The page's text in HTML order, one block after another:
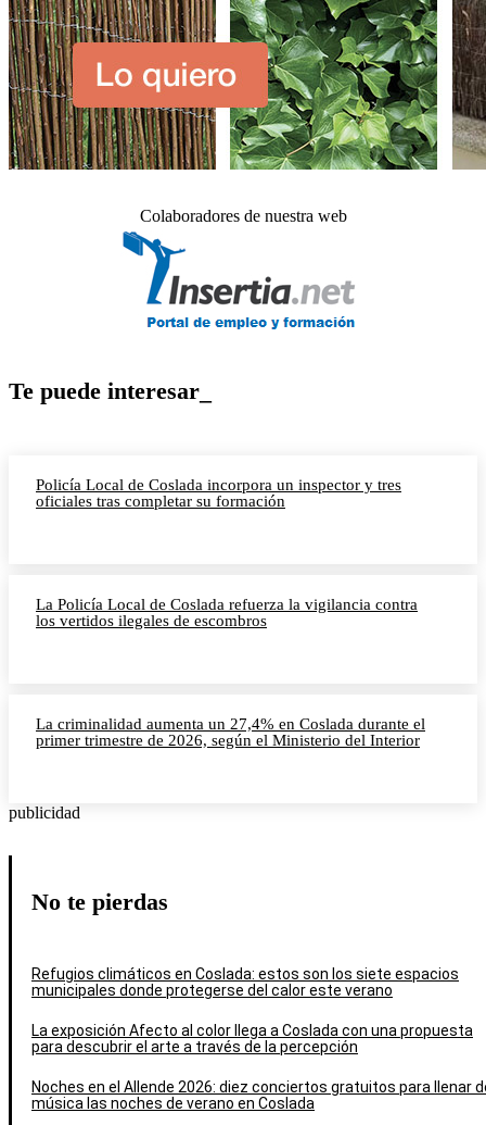
Colaboradores de nuestra web
Te puede interesar_
Policía Local de Coslada incorpora un inspector y tres
oficiales tras completar su formación
La Policía Local de Coslada refuerza la vigilancia contra
los vertidos ilegales de escombros
La criminalidad aumenta un 27,4% en Coslada durante el
primer trimestre de 2026, según el Ministerio del Interior
publicidad
No te pierdas
Refugios climáticos en Coslada: estos son los siete espacios
municipales donde protegerse del calor este verano
La exposición Afecto al color llega a Coslada con una propuesta
para descubrir el arte a través de la percepción
Noches en el Allende 2026: diez conciertos gratuitos para llenar
música las noches de verano en Coslada